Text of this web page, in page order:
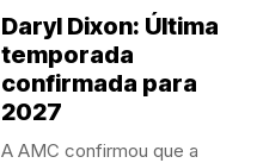
Daryl Dixon: Última
temporada
confirmada para
2027
A AMC confirmou que a